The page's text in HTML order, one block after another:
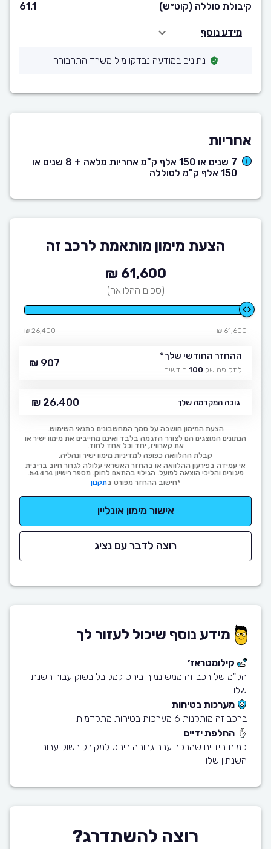
קיבולת סוללה (קוט״ש)
61.1
מידע נוסף
נתונים במודעה נבדקו מול משרד התחבורה
אחריות
7 שנים או 150 אלף ק"מ אחריות מלאה + 8 שנים או
150 אלף ק"מ לסוללה
הצעת מימון מותאמת לרכב זה
61,600 ₪
(סכום ההלוואה)
61,600 ₪
26,400 ₪
ההחזר החודשי שלך*
לתקופה של 100 חודשים
907 ₪
גובה המקדמה שלך 26,400 ₪
הצעת המימון חושבה על סמך המחשבונים בתנאי השימוש.
הנתונים המוצגים הם לצורך הדגמה בלבד ואינם מחייבים את מימון ישיר או
את קארוויז, יחד וכל אחד לחוד.
קבלת ההלוואה כפופה למדיניות מימון ישיר ונהליה.
אי עמידה בפירעון ההלוואה או בהחזר האשראי עלולה לגרור חיוב בריבית
פיגורים והליכי הוצאה לפועל. הגילוי בהתאם לחוק. מספר רישיון 54414.
*חישוב ההחזר מפורט בתקנון
אישור מימון אונליין
רוצה לדבר עם נציג
מידע נוסף שיכול לעזור לך
קילומטראז׳
הק"מ של רכב זה ממש נמוך ביחס למקובל בשוק עבור השנתון
שלו
מערכות בטיחות
ברכב זה מותקנות 6 מערכות בטיחות מתקדמות
החלפת ידיים
כמות הידיים שהרכב עבר גבוהה ביחס למקובל בשוק עבור
השנתון שלו
רוצה להשתדרג?